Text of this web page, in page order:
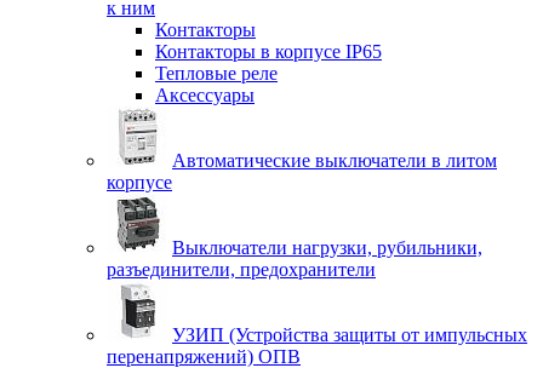
к ним
Контакторы
Контакторы в корпусе IP65
Тепловые реле
Аксессуары
Автоматические выключатели в литом
корпусе
Выключатели нагрузки, рубильники,
разъединители, предохранители
УЗИП (Устройства защиты от импульсных
перенапряжений) ОПВ